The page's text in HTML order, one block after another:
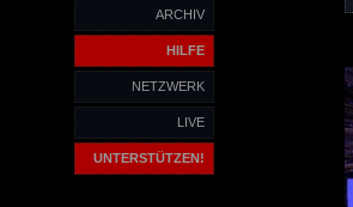
ARCHIV
HILFE
NETZWERK
LIVE
UNTERSTÜTZEN!